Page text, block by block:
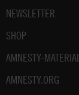
NEWSLETTER
SHOP
AMNESTY-MATERIAL
AMNESTY.ORG